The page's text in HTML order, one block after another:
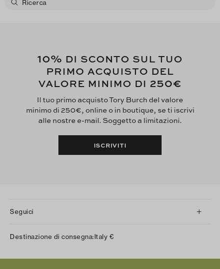
10% DI SCONTO SUL TUO
PRIMO ACQUISTO DEL
VALORE MINIMO DI 250€
Il tuo primo acquisto Tory Burch del valore
minimo di 250€, online o in boutique, se ti iscrivi
alle nostre e-mail. Soggetto a limitazioni.
ISCRIVITI
Seguici
Twitter
Destinazione di consegna:Italy €